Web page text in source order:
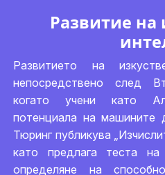
Развитие на
Развитието на
непосредствено след
когато учени като
потенциала на машините
Тюринг публикува
като предлага теста
определяне на